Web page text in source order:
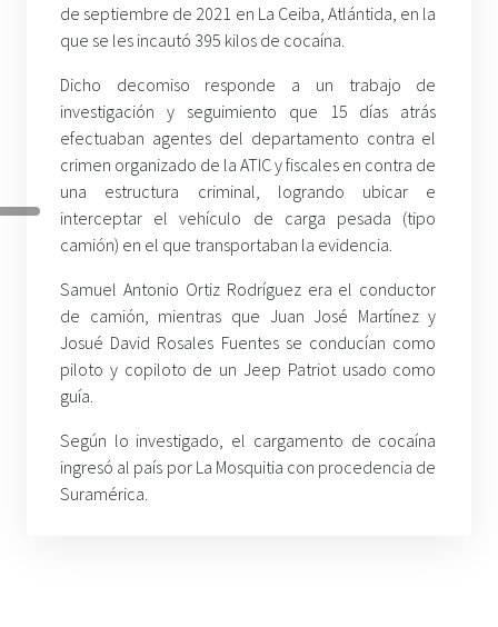
de septiembre de 2021 en La Ceiba, Atlántida, en la
que se les incautó 395 kilos de cocaína.
Dicho decomiso responde a un trabajo de
investigación y seguimiento que 15 días atrás
efectuaban agentes del departamento contra el
crimen organizado de la ATIC y fiscales en contra de
una estructura criminal, logrando ubicar e
interceptar el vehículo de carga pesada (tipo
camión) en el que transportaban la evidencia.
Samuel Antonio Ortiz Rodríguez era el conductor
de camión, mientras que Juan José Martínez y
Josué David Rosales Fuentes se conducían como
piloto y copiloto de un Jeep Patriot usado como
guía.
Según lo investigado, el cargamento de cocaína
ingresó al país por La Mosquitia con procedencia de
Suramérica.